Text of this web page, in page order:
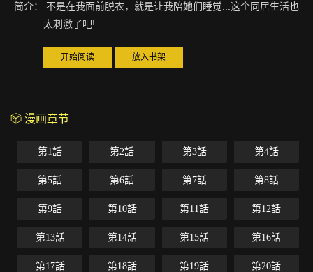
简介：
不是在我面前脱衣，就是让我陪她们睡觉...这个同居生活也
太刺激了吧!
开始阅读 放入书架
漫画章节
第1話 第2話 第3話 第4話
第5話 第6話 第7話 第8話
第9話 第10話 第11話 第12話
第13話 第14話 第15話 第16話
第17話 第18話 第19話 第20話